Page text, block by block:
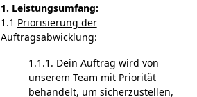
1. Leistungsumfang:
1.1 Priorisierung der
Auftragsabwicklung:
1.1.1. Dein Auftrag wird von
unserem Team mit Priorität
behandelt, um sicherzustellen,